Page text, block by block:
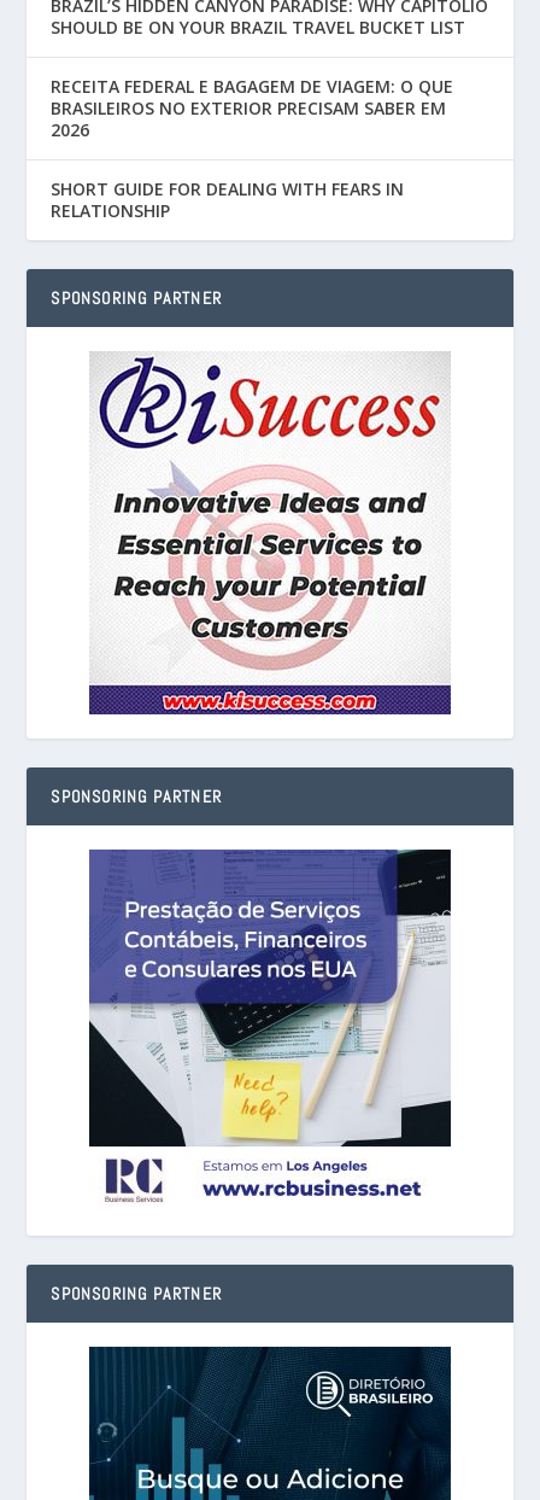
BRAZIL’S HIDDEN CANYON PARADISE: WHY CAPITÓLIO
SHOULD BE ON YOUR BRAZIL TRAVEL BUCKET LIST
RECEITA FEDERAL E BAGAGEM DE VIAGEM: O QUE
BRASILEIROS NO EXTERIOR PRECISAM SABER EM
2026
SHORT GUIDE FOR DEALING WITH FEARS IN
RELATIONSHIP
SPONSORING PARTNER
SPONSORING PARTNER
SPONSORING PARTNER